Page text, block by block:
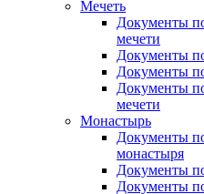
Мечеть
Документы
мечети
Документы
Документы
Документы
мечети
Монастырь
Документы
монастыря
Документы
Документы